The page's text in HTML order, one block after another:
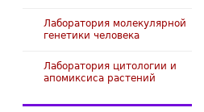
Лаборатория молекулярной
генетики человека
Лаборатория цитологии и
апомиксиса растений